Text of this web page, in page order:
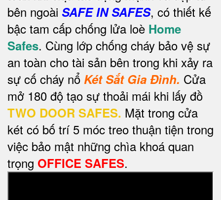
bên ngoài SAFE IN SAFES, có thiết kế
bậc tam cấp chống lửa loè Home
Safes. Cùng lớp chống cháy bảo vệ sự
an toàn cho tài sản bên trong khi xảy ra
sự cố cháy nổ Két Sắt Gia Đình. Cửa
mở 180 độ tạo sự thoải mái khi lấy đồ
TWO DOOR SAFES. Mặt trong cửa
két có bố trí 5 móc treo thuận tiện trong
việc bảo mật những chìa khoá quan
trọng OFFICE SAFES.